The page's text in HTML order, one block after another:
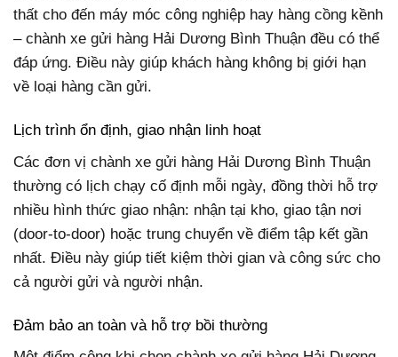
thất cho đến máy móc công nghiệp hay hàng cồng kềnh
– chành xe gửi hàng Hải Dương Bình Thuận đều có thể
đáp ứng. Điều này giúp khách hàng không bị giới hạn
về loại hàng cần gửi.
Lịch trình ổn định, giao nhận linh hoạt
Các đơn vị chành xe gửi hàng Hải Dương Bình Thuận
thường có lịch chạy cố định mỗi ngày, đồng thời hỗ trợ
nhiều hình thức giao nhận: nhận tại kho, giao tận nơi
(door-to-door) hoặc trung chuyển về điểm tập kết gần
nhất. Điều này giúp tiết kiệm thời gian và công sức cho
cả người gửi và người nhận.
Đảm bảo an toàn và hỗ trợ bồi thường